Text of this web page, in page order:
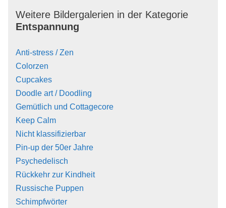
Weitere Bildergalerien in der Kategorie
Entspannung
Anti-stress / Zen
Colorzen
Cupcakes
Doodle art / Doodling
Gemütlich und Cottagecore
Keep Calm
Nicht klassifizierbar
Pin-up der 50er Jahre
Psychedelisch
Rückkehr zur Kindheit
Russische Puppen
Schimpfwörter